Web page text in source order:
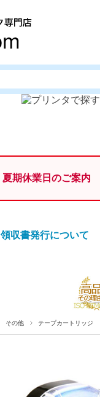
夏期休業日のご案内
領収書発行について
その他 テープカートリッジ